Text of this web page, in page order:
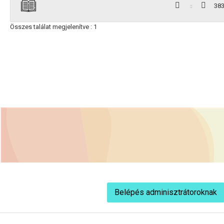
383
Összes találat megjelenítve : 1
Belépés adminisztrátoroknak